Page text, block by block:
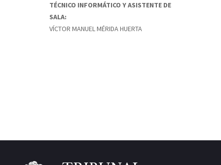
TÉCNICO INFORMÁTICO Y ASISTENTE DE
SALA:
VÍCTOR MANUEL MÉRIDA HUERTA